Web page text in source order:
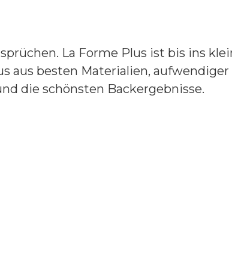
La Forme Plus ist bis ins
aus besten Materialien,
die schönsten Backergebnisse.